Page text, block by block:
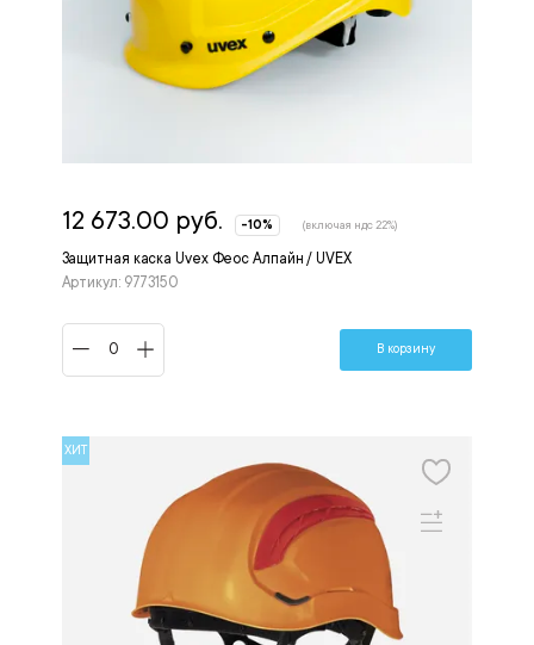
Защитная каска Uvex Феос Алпайн / UVEX
Артикул: 9773150
12 673.00 руб. -10% (включая ндс 22%)
В корзину
ХИТ